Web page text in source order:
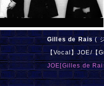
Gilles de Rais(
【Vocal】JOE/【
JOE[Gilles de